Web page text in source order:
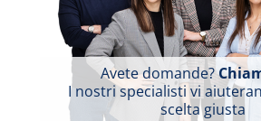
Avete domande?
I nostri specialisti vi
scelta giusta